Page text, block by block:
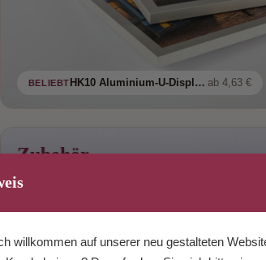
willkommen auf unserer neu gestalteten
BELIEBT HK10 Aluminium-U-Display-Profil ab 4,63 €
Zubehör